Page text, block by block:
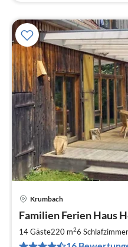
Krumbach
Familien Ferien Haus
14 Gäste220 m26 Schlafzimmer